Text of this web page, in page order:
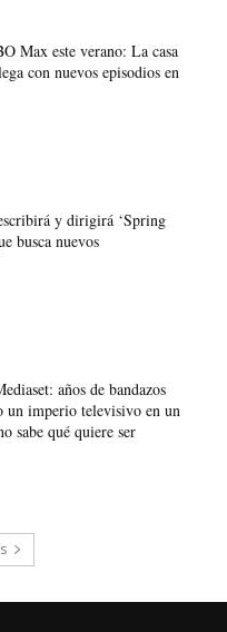
Max este verano: La casa
con nuevos episodios en
y dirigirá ‘Spring
busca nuevos
años de bandazos
un imperio televisivo en un
sabe qué quiere ser